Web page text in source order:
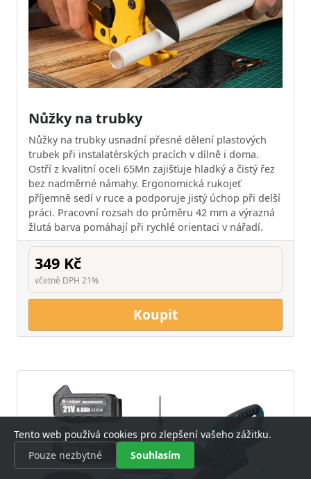
Nůžky na trubky
Nůžky na trubky usnadní přesné dělení plastových
trubek při instalatérských pracích v dílně i doma.
Ostří z kvalitní oceli 65Mn zajišťuje hladký a čistý řez
bez nadměrné námahy. Ergonomická rukojeť
příjemně sedí v ruce a podporuje jistý úchop při delší
práci. Pracovní rozsah do průměru 42 mm a výrazná
žlutá barva pomáhají při rychlé orientaci v nářadí.
349 Kč
včetně DPH 21%
Koupit
Tento web používá cookies pro zlepšení vašeho zážitku.
Pouze nezbytné
Souhlasím